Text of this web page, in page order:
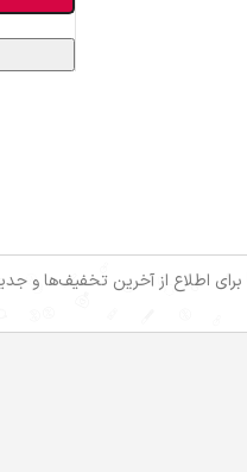
اطلاع از آخرین تخفیف‌ها و